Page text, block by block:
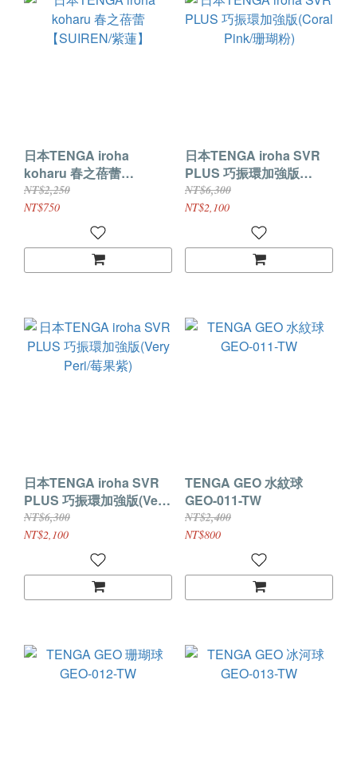
日本TENGA iroha
koharu 春之蓓蕾
【SUIREN/紫蓮】
NT$2,250
NT$750
日本TENGA iroha SVR
PLUS 巧振環加強版
(Coral Pink/珊瑚粉)
NT$6,300
NT$2,100
日本TENGA iroha SVR
PLUS 巧振環加強版(Very
Peri/莓果紫)
NT$6,300
NT$2,100
TENGA GEO 水紋球
GEO-011-TW
NT$2,400
NT$800